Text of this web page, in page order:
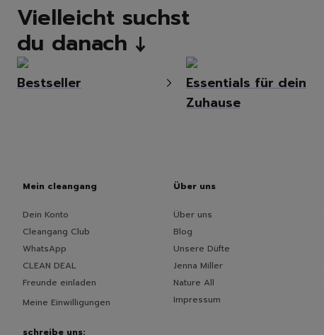
Vielleicht suchst
du danach ↓
Bestseller
Essentials für dein
Zuhause
Mein cleangang
Dein Konto
Cleangang Club
WhatsApp
CLEAN DEAL
Freunde einladen
Meine Einwilligungen
Über uns
Über uns
Blog
Unsere Düfte
Jenna Miller
Nature All
Impressum
schreibe uns: